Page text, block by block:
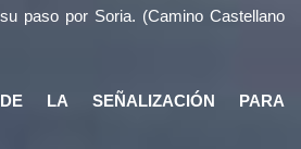
paso por Soria. (Camino Castellano
DE LA SEÑALIZACIÓN PARA